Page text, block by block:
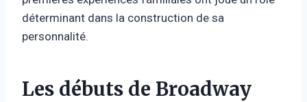
déterminant dans la construction de sa
personnalité.
Les débuts de Broadway